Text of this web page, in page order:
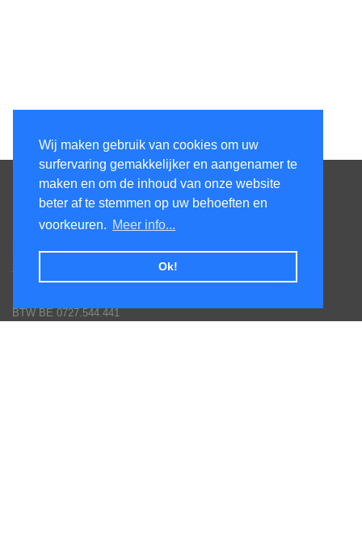
Wij maken gebruik van cookies om uw
surfervaring gemakkelijker en aangenamer te
maken en om de inhoud van onze website
beter af te stemmen op uw behoeften en
voorkeuren. Meer info...
Ok!
Contacteer ons
Honsdonkstraat 25A
3120 Tremelo
Tel. 016/60.93.00 - 0475/620.520
BTW BE 0727.544.441